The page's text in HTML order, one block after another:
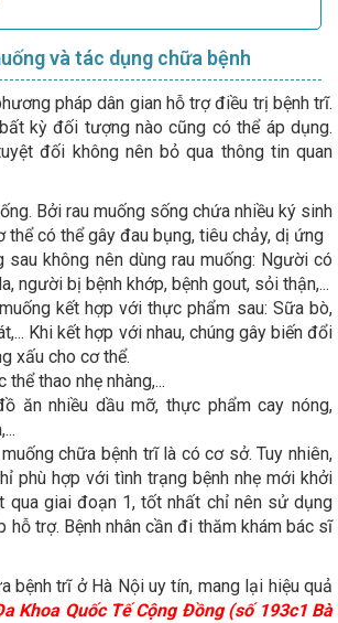
và tác dụng chữa bệnh
pháp dân gian hỗ trợ điều trị bệnh trĩ.
kỳ đối tượng nào cũng có thể áp dụng.
đối không nên bỏ qua thông tin quan
Bởi rau muống sống chứa nhiều ký sinh
thể có thể gây đau bụng, tiêu chảy, dị ứng
sau không nên dùng rau muống: Người có
người bị bệnh khớp, bệnh gout, sỏi thận,...
kết hợp với thực phẩm sau: Sữa bò,
Khi kết hợp với nhau, chúng gây biến đổi
xấu cho cơ thể.
thao nhẹ nhàng,...
ăn nhiều dầu mỡ, thực phẩm cay nóng,
chữa bệnh trĩ là có cơ sở. Tuy nhiên,
phù hợp với tình trạng bệnh nhẹ mới khởi
qua giai đoạn 1, tốt nhất chỉ nên sử dụng
hỗ trợ. Bệnh nhân cần đi thăm khám bác sĩ
bệnh trĩ ở Hà Nội uy tín, mang lại hiệu quả
Khoa Quốc Tế Cộng Đồng (số 193c1 Bà